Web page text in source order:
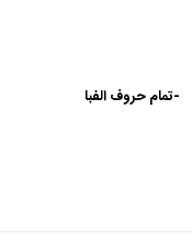
-تمام حروف الفبا